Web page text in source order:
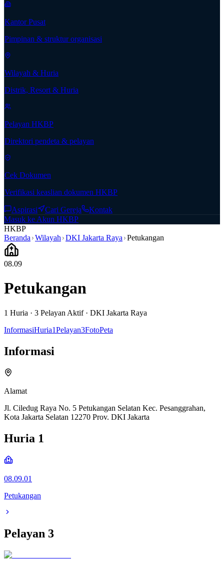
Kantor Pusat
Pimpinan & struktur organisasi
Wilayah & Huria
Distrik, Resort & Huria
Pelayan HKBP
Direktori pendeta & pelayan
Cek Dokumen
Verifikasi keaslian dokumen HKBP
Aspirasi Cari Gereja
Kontak
Masuk ke Akun HKBP
HKBP
Beranda Wilayah DKI Jakarta Raya Petukangan
08.09
Petukangan
1 Huria · 3 Pelayan Aktif· DKI Jakarta Raya
InformasiHuria1Pelayan3FotoPeta
Informasi
Alamat
Jl. Ciledug Raya No. 5 Petukangan Selatan Kec. Pesanggrahan,
Kota Jakarta Selatan 12270 Prov. DKI Jakarta
Huria 1
08.09.01
Petukangan
Pelayan 3